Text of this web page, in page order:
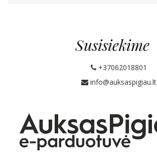
Susisiekime
+37062018801
info@auksaspigiau.lt